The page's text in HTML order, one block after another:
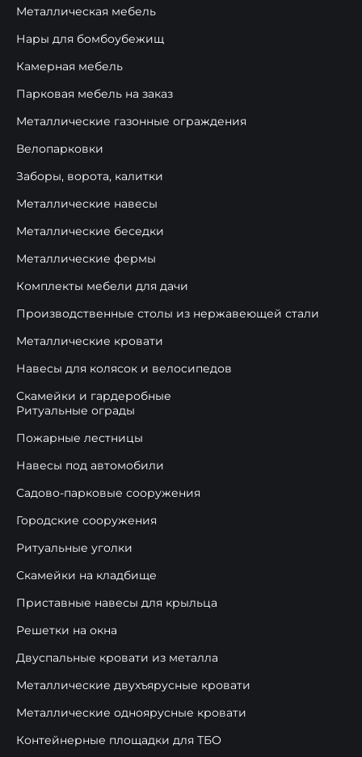
Металлическая мебель
Нары для бомбоубежищ
Камерная мебель
Парковая мебель на заказ
Металлические газонные ограждения
Велопарковки
Заборы, ворота, калитки
Металлические навесы
Металлические беседки
Металлические фермы
Комплекты мебели для дачи
Производственные столы из нержавеющей стали
Металлические кровати
Навесы для колясок и велосипедов
Скамейки и гардеробные
Ритуальные ограды
Пожарные лестницы
Навесы под автомобили
Садово-парковые сооружения
Городские сооружения
Ритуальные уголки
Скамейки на кладбище
Приставные навесы для крыльца
Решетки на окна
Двуспальные кровати из металла
Металлические двухъярусные кровати
Металлические одноярусные кровати
Контейнерные площадки для ТБО